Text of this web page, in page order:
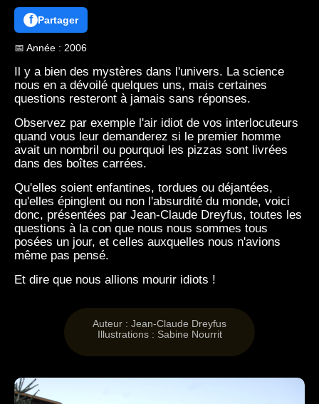
f Partager
📅 Année : 2006
Il y a bien des mystères dans l'univers. La science
nous en a dévoilé quelques uns, mais certaines
questions resteront à jamais sans réponses.
Observez par exemple l'air idiot de vos interlocuteurs
quand vous leur demanderez si le premier homme
avait un nombril ou pourquoi les pizzas sont livrées
dans des boîtes carrées.
Qu'elles soient enfantines, tordues ou déjantées,
qu'elles épinglent ou non l'absurdité du monde, voici
donc, présentées par Jean-Claude Dreyfus, toutes les
questions à la con que nous nous sommes tous
posées un jour, et celles auxquelles nous n'avions
même pas pensé.
Et dire que nous allions mourir idiots !
Auteur : Jean-Claude Dreyfus
Illustrations : Sabine Nourrit